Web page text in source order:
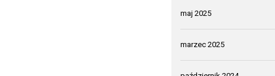
maj 2025
marzec 2025